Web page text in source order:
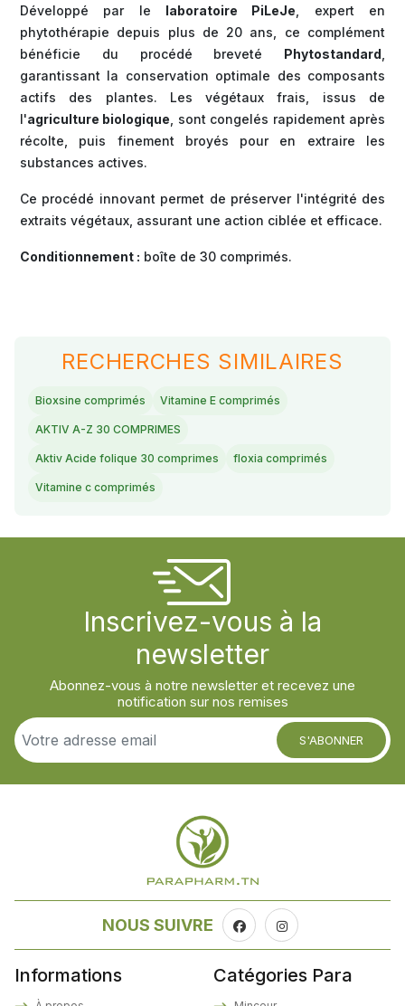
Développé par le laboratoire PiLeJe , expert en
phytothérapie depuis plus de 20 ans, ce complément
bénéficie du procédé breveté Phytostandard
garantissant la conservation optimale des composants
actifs des plantes. Les végétaux frais, issus de
l'agriculture biologique , sont congelés rapidement après
récolte, puis finement broyés pour en extraire les
substances actives.
Ce procédé innovant permet de préserver l'intégrité des
extraits végétaux, assurant une action ciblée et efficace.
Conditionnement : boîte de 30 comprimés.
RECHERCHES SIMILAIRES
Bioxsine comprimés Vitamine E comprimés
AKTIV A-Z 30 COMPRIMES
Aktiv Acide folique 30 comprimes floxia comprimés
Vitamine c comprimés
Inscrivez-vous à la
newsletter
Abonnez-vous à notre newsletter et recevez une
notification sur nos remises
S'ABONNER
NOUS SUIVRE
Informations Catégories Para